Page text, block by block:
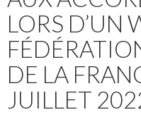
LORS D’UN
DE LA
JUILLET